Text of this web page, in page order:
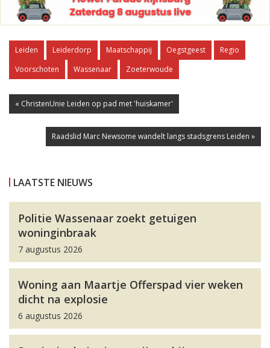
Leiden Leiderdorp Maatschappij Oegstgeest
Regio
Voorschoten
Wassenaar Zoeterwoude
« ChristenUnie Leiden op pad met 'huiskamer'
Raadslid Marc Newsome wandelt langs stadsgrens Leiden »
LAATSTE NIEUWS
Politie Wassenaar zoekt getuigen
woninginbraak
7 augustus 2026
Woning aan Maartje Offerspad vier weken
dicht na explosie
6 augustus 2026